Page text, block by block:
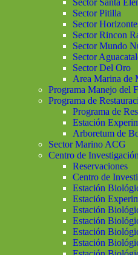
Sector Santa
Sector Pitilla
Sector
Sector Rincon
Sector Mundo
Sector
Sector Del Oro
Area Marina de
Programa Manejo del
Programa de
Programa de
Estación
Arboretum de
Sector Marino ACG
Centro de
Reservaciones
Centro de
Estación
Estación
Estación
Estación
Estación
Estación